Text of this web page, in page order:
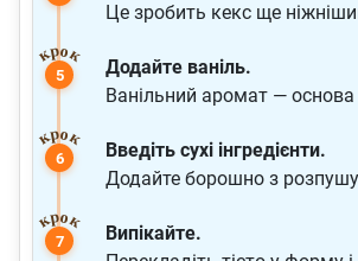
Це зробить кекс ще
Додайте ваніль.
Ванільний аромат — основа
Введіть сухі інгредієнти.
Додайте борошно з
Випікайте.